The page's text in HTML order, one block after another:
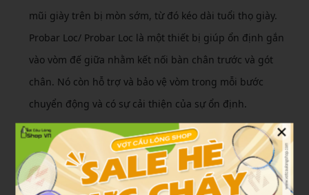
mũi giày trên bị mòn sớm, từ đó kéo dài tuổi thọ giày.
Probar Loc/ Probar Loc là một thiết bị giúp ổn định gắn
vào vòm đế giữa nhằm kết nối bàn chân trước và gót
chân. Nó còn hỗ trợ và bảo vệ vòm trong mỗi bước
chuyển động và có sự cải thiện của sự ổn định.
Về mặt màu sắc thì giày AYTS024-2 rất nổi bật cùng với
tông màu nóng và tông màu lạnh hòa quyện lẫn nhau.
Tạo nên bức tranh sinh động giúp ngưới mang có cảm
×